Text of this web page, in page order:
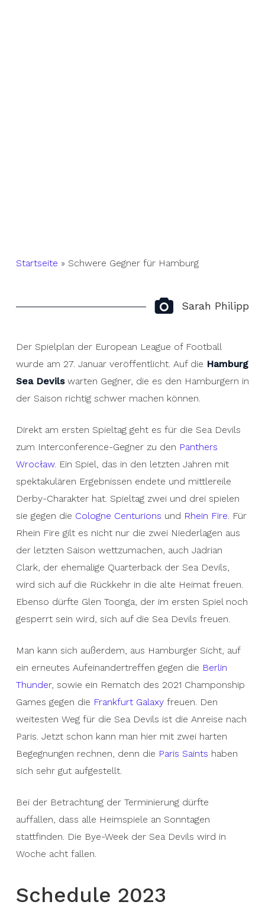
Startseite » Schwere Gegner für Hamburg
Sarah Philipp
Der Spielplan der European League of Football
wurde am 27. Januar veröffentlicht. Auf die Hamburg
Sea Devilswarten Gegner, die es den Hamburgern in
der Saison richtig schwer machen können.
Direkt am ersten Spieltag geht es für die Sea Devils
zum Interconference-Gegner zu den Panthers
Wrocław. Ein Spiel, das in den letzten Jahren mit
spektakulären Ergebnissen endete und mittlereile
Derby-Charakter hat. Spieltag zwei und drei spielen
sie gegen die Cologne Centurions und Rhein Fire. Für
Rhein Fire gilt es nicht nur die zwei Niederlagen aus
der letzten Saison wettzumachen, auch Jadrian
Clark, der ehemalige Quarterback der Sea Devils,
wird sich auf die Rückkehr in die alte Heimat freuen.
Ebenso dürfte Glen Toonga, der im ersten Spiel noch
gesperrt sein wird, sich auf die Sea Devils freuen.
Man kann sich außerdem, aus Hamburger Sicht, auf
ein erneutes Aufeinandertreffen gegen die Berlin
Thunder, sowie ein Rematch des 2021 Champonship
Games gegen die Frankfurt Galaxyfreuen. Den
weitesten Weg für die Sea Devils ist die Anreise nach
Paris. Jetzt schon kann man hier mit zwei harten
Begegnungen rechnen, denn die Paris Saints haben
sich sehr gut aufgestellt.
Bei der Betrachtung der Terminierung dürfte
auffallen, dass alle Heimspiele an Sonntagen
stattfinden. Die Bye-Week der Sea Devils wird in
Woche acht fallen.
Schedule 2023